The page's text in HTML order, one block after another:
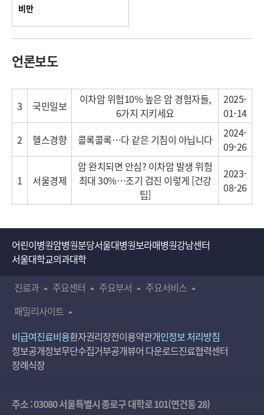
비만
언론보도
3 국민일보
이차암 위험10% 높은 암 경험자들,
6가지 지키세요
2025-
01-14
2
헬스경향 콜록콜록…다 같은 기침이 아닙니다
2024-
09-26
1 서울경제
암 완치되면 안심? 이차암 발생 위험
최대 30%…조기 검진 이렇게 [건강
팁]
2023-
08-26
어린이병원암병원분당서울대병원보라매병원강남센터
서울대학교의과대학
진료과
주요센터 주요부서
주요서비스
패밀리사이트
비급여진료비용환자권리장전이용약관개인정보 처리방침
정보공개정보무단수집거부공개뷰어 다운로드진료협력센터
장례식장
주소 : 03080 서울특별시 종로구 대학로 101(연건동 28)